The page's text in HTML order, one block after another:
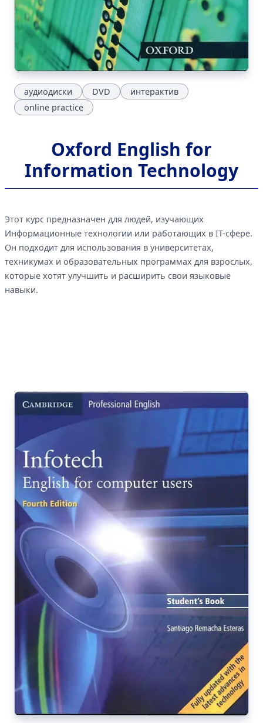
аудиодиски DVD
интерактив
online practice
Oxford English for
Information Technology
Этот курс предназначен для людей, изучающих
Информационные технологии или работающих в IT-сфере.
Он подходит для использования в университетах,
техникумах и образовательных программах для взрослых,
которые хотят улучшить и расширить свои языковые
навыки.